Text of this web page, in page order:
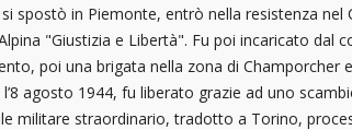
spostò in Piemonte, entrò nella resistenza nel
"Giustizia e Libertà". Fu poi incaricato dal
poi una brigata nella zona di Champorcher
agosto 1944, fu liberato grazie ad uno
militare straordinario, tradotto a Torino,